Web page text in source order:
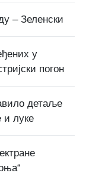
– Зеленски
у
погон
детаље
и луке